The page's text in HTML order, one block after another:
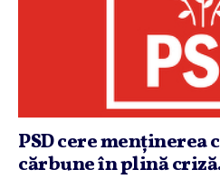
PSD cere menţinerea
cărbune în plină